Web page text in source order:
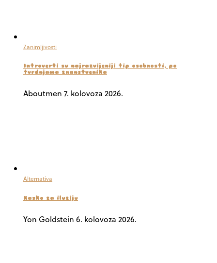
Zanimljivosti
Introverti su najrazvijeniji tip osobnosti, po
tvrdnjama znanstvenika
Aboutmen 7. kolovoza 2026.
Alternativa
Kasko za iluziju
Yon Goldstein 6. kolovoza 2026.